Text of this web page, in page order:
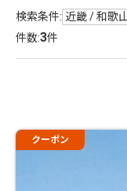
検索条件: 近畿 / 和歌
件数:3件
クーポン